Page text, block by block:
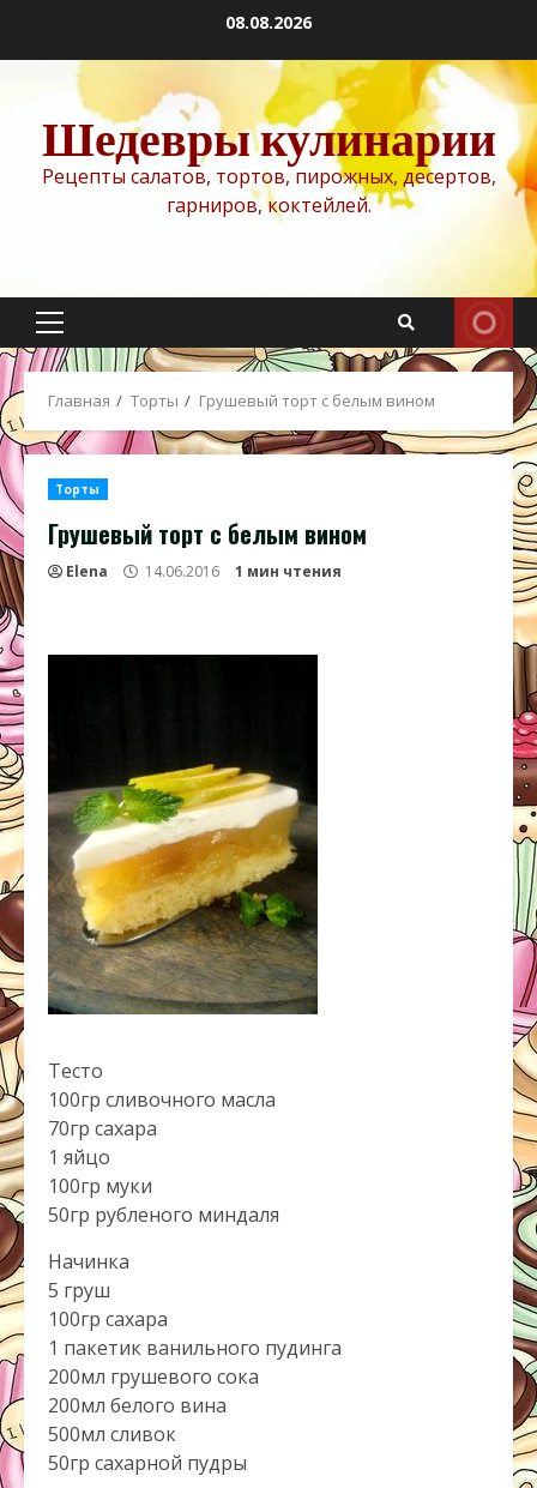
содержимому
08.08.2026
Шедевры кулинарии
Рецепты салатов, тортов, пирожных, десертов,
гарниров, коктейлей.
Основное
меню
Главная Торты Грушевый торт с белым вином
Торты
Грушевый торт с белым вином
Elena 14.06.2016 1 мин чтения
Тесто
100гр сливочного масла
70гр сахара
1 яйцо
100гр муки
50гр рубленого миндаля
Начинка
5 груш
100гр сахара
1 пакетик ванильного пудинга
200мл грушевого сока
200мл белого вина
500мл сливок
50гр сахарной пудры